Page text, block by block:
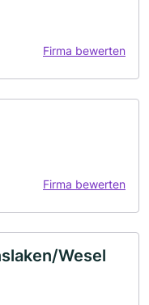
Firma bewerten
Firma bewerten
Wesel